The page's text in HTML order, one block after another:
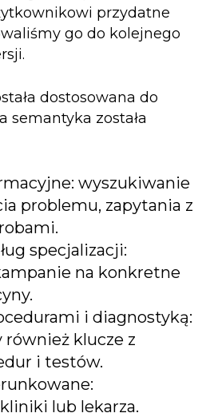
przydatne
go do kolejnego
dostosowana do
semantyka została
wyszukiwanie
problemu, zapytania z
specjalizacji:
na konkretne
i diagnostyką:
klucze z
i testów.
lub lekarza.